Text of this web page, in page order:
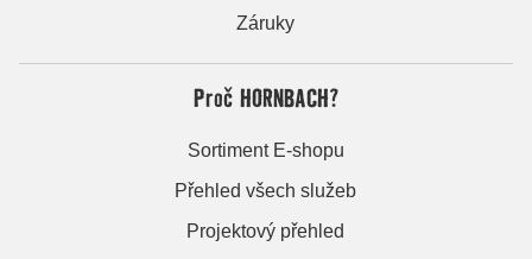
Záruky
Proč HORNBACH?
Sortiment E-shopu
Přehled všech služeb
Projektový přehled